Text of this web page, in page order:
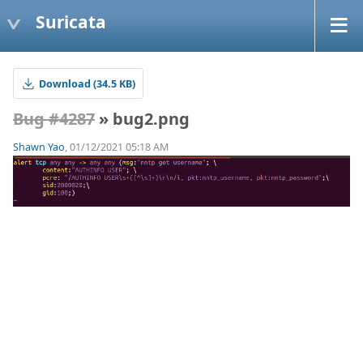
Suricata
Download (34.5 KB)
Bug #4287 » bug2.png
Shawn Yao, 01/12/2021 05:18 AM